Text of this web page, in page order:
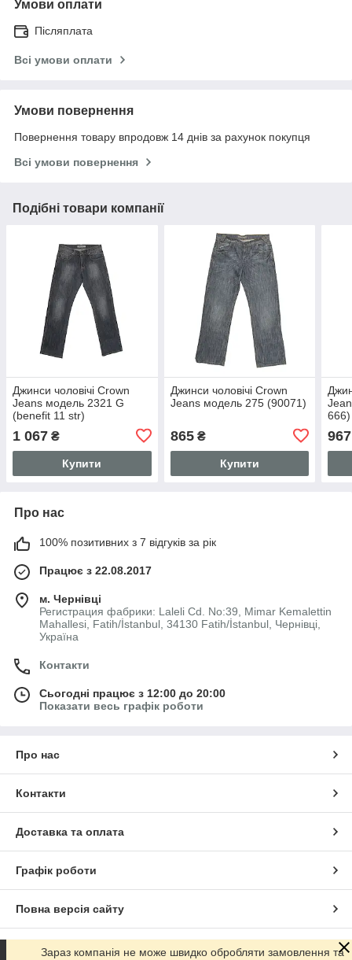
Умови оплати
Післяплата
Всі умови оплати
Умови повернення
Повернення товару впродовж 14 днів за рахунок покупця
Всі умови повернення
Подібні товари компанії
Джинси чоловічі Crown
Jeans модель 2321 G
(benefit 11 str)
1 067 ₴
Купити
Джинси чоловічі Crown
Jeans модель 275 (90071)
865₴
Купити
666)
967
Про нас
100% позитивних з 7 відгуків за рік
Працює з 22.08.2017
м. Чернівці
Регистрация фабрики: Laleli Cd. No:39, Mimar Kemalettin
Mahallesi, Fatih/İstanbul, 34130 Fatih/İstanbul, Чернівці,
Україна
Контакти
Сьогодні працює з 12:00 до 20:00
Показати весь графік роботи
Про нас
Контакти
Доставка та оплата
Графік роботи
Повна версія сайту
Сайт створено на маркетплейсі Prom.ua
Зараз компанія не може швидко обробляти замовлення та